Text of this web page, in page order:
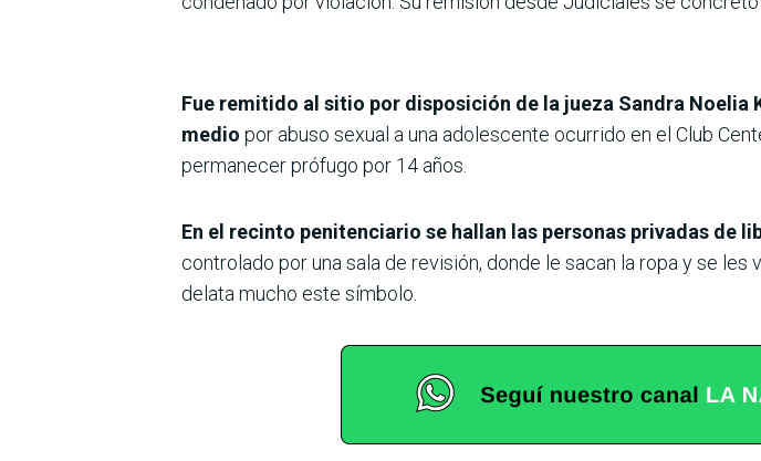
Fue remitido al sitio por disposición de la jueza Sandra Noelia
medio por abuso sexual a una adolescente ocurrido en el Club
permanecer prófugo por 14 años.
En el recinto penitenciario se hallan las personas privadas de
controlado por una sala de revisión, donde le sacan la ropa y se
delata mucho este símbolo.